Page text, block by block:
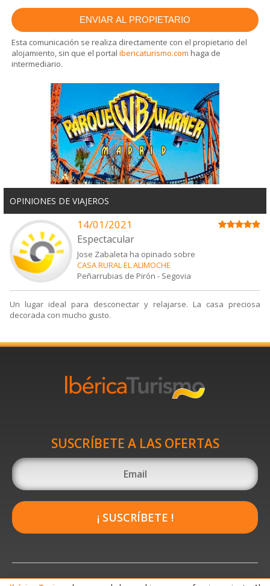
Esta comunicación se realiza directamente con el propietario del
alojamiento, sin que el portalibericaturismo.com haga de
intermediario.
OPINIONES DE VIAJEROS
14/01/2021
Espectacular
Jose Zabaleta ha opinado sobre
CASA RURAL EL ALIMOCHE
Peñarrubias de Pirón - Segovia
Un lugar ideal para desconectar y relajarse. La casa preciosa
decorada con mucho gusto.
SUSCRÍBETE A LAS OFERTAS
¡ SUSCRÍBETE !